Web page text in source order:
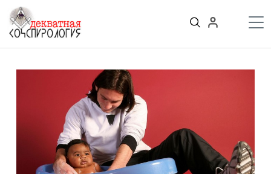
содержимому
Войти
Теории заговора
Тайные общества и секты
Пороки
Криминал
Грязные деньги Украины